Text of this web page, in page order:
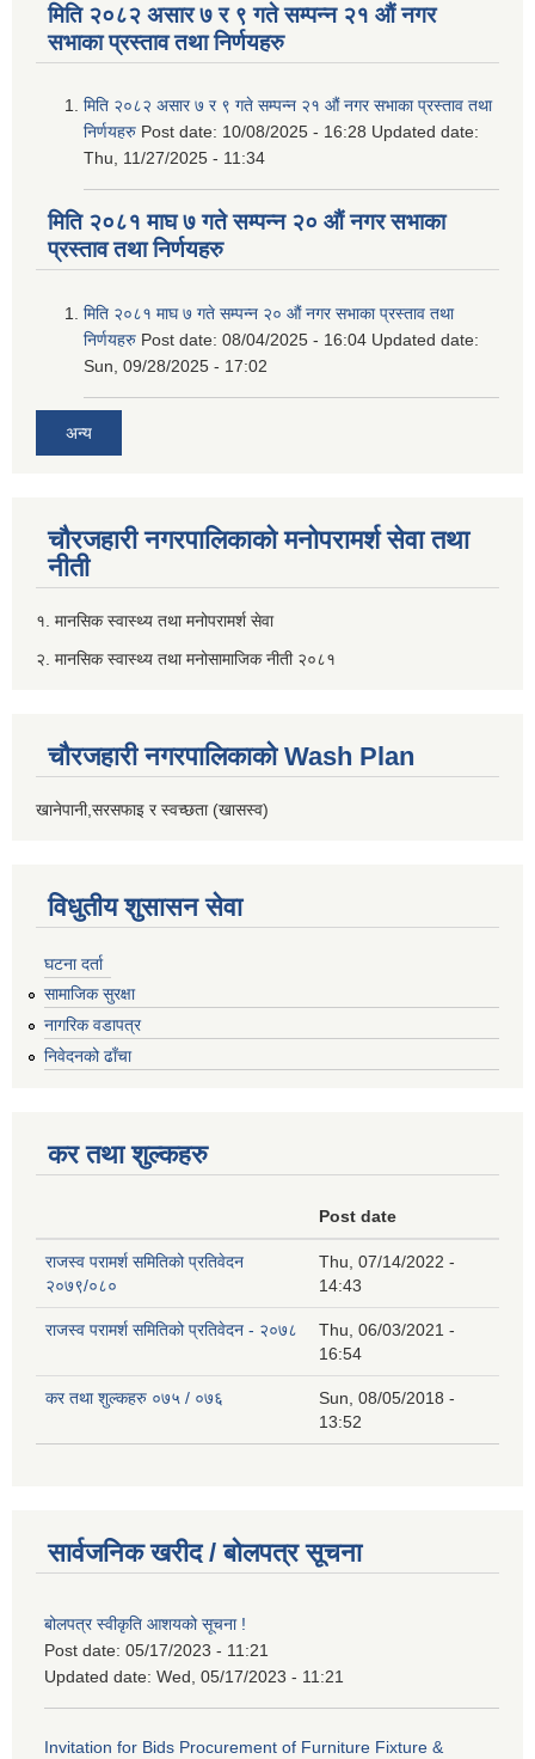
मिति २०८२ असार ७ र ९ गते सम्पन्न २१ औं नगर
सभाका प्रस्ताव तथा निर्णयहरु
मिति २०८२ असार ७ र ९ गते सम्पन्न २१ औं नगर सभाका प्रस्ताव तथा
निर्णयहरु Post date: 10/08/2025 - 16:28 Updated date:
Thu, 11/27/2025 - 11:34
मिति २०८१ माघ ७ गते सम्पन्न २० औं नगर सभाका
प्रस्ताव तथा निर्णयहरु
मिति २०८१ माघ ७ गते सम्पन्न २० औं नगर सभाका प्रस्ताव तथा
निर्णयहरु Post date: 08/04/2025 - 16:04 Updated date:
Sun, 09/28/2025 - 17:02
अन्य
चौरजहारी नगरपालिकाको मनोपरामर्श सेवा तथा
नीती
१. मानसिक स्वास्थ्य तथा मनोपरामर्श सेवा
२. मानसिक स्वास्थ्य तथा मनोसामाजिक नीती २०८१
चौरजहारी नगरपालिकाको Wash Plan
खानेपानी,सरसफाइ र स्वच्छता (खासस्व)
विधुतीय शुसासन सेवा
घटना दर्ता
सामाजिक सुरक्षा
नागरिक वडापत्र
निवेदनको ढाँचा
कर तथा शुल्कहरु
Post date
राजस्व परामर्श समितिको प्रतिवेदन
२०७९/०८०
Thu, 07/14/2022 -
14:43
राजस्व परामर्श समितिको प्रतिवेदन - २०७८
Thu, 06/03/2021 -
16:54
कर तथा शुल्कहरु ०७५ / ०७६
Sun, 08/05/2018 -
13:52
सार्वजनिक खरीद / बोलपत्र सूचना
बोलपत्र स्वीकृति आशयको सूचना !
Post date: 05/17/2023 - 11:21
Updated date: Wed, 05/17/2023 - 11:21
Invitation for Bids Procurement of Furniture Fixture &